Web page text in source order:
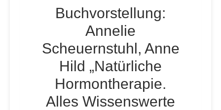
Buchvorstellung:
Annelie
Scheuernstuhl, Anne
Hild „Natürliche
Hormontherapie.
Alles Wissenswerte